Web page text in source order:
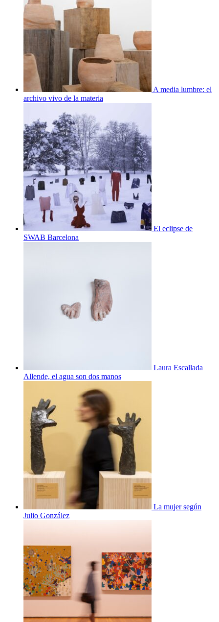
A media lumbre: el
archivo vivo de la materia
El eclipse de
SWAB Barcelona
Laura Escallada
Allende, el agua son dos manos
La mujer según
Julio González